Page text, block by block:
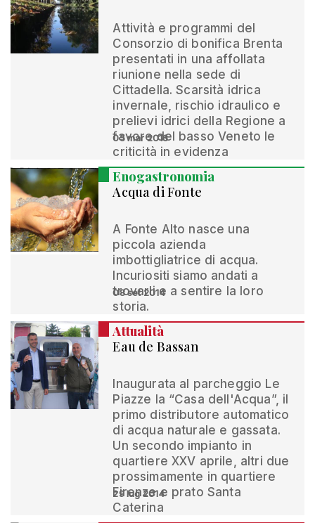
Attività e programmi del
Consorzio di bonifica Brenta
presentati in una affollata
riunione nella sede di
Cittadella. Scarsità idrica
invernale, rischio idraulico e
prelievi idrici della Regione a
favore del basso Veneto le
criticità in evidenza
05 mar 2016
Enogastronomia
Acqua di Fonte
A Fonte Alto nasce una
piccola azienda
imbottigliatrice di acqua.
Incuriositi siamo andati a
trovarli e a sentire la loro
storia.
08 set 2014
Attualità
Eau de Bassan
Inaugurata al parcheggio Le
Piazze la “Casa dell'Acqua”, il
primo distributore automatico
di acqua naturale e gassata.
Un secondo impianto in
quartiere XXV aprile, altri due
prossimamente in quartiere
Firenze e prato Santa
Caterina
29 lug 2014